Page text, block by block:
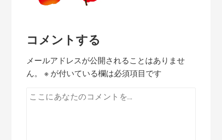
コメントする
メールアドレスが公開されることはありませ
ん。
※ が付いている欄は必須項目です